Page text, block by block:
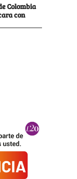
Colombia
con